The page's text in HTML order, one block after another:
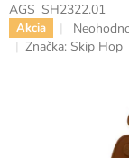
AGS_SH2322.01
Akcia
Priemerné
hodnotenie
Značka: Skip Hop